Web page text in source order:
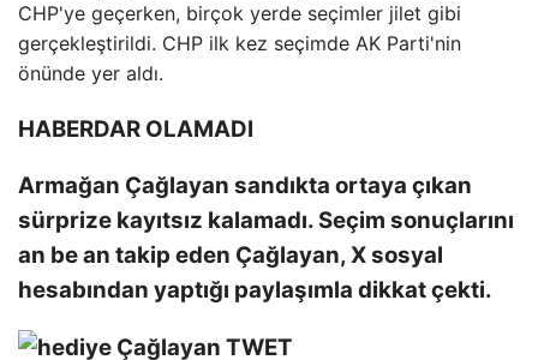
CHP'ye geçerken, birçok yerde seçimler jilet gibi
gerçekleştirildi. CHP ilk kez seçimde AK Parti'nin
önünde yer aldı.
HABERDAR OLAMADI
Armağan Çağlayan sandıkta ortaya çıkan
sürprize kayıtsız kalamadı. Seçim sonuçlarını
an be an takip eden Çağlayan, X sosyal
hesabından yaptığı paylaşımla dikkat çekti.